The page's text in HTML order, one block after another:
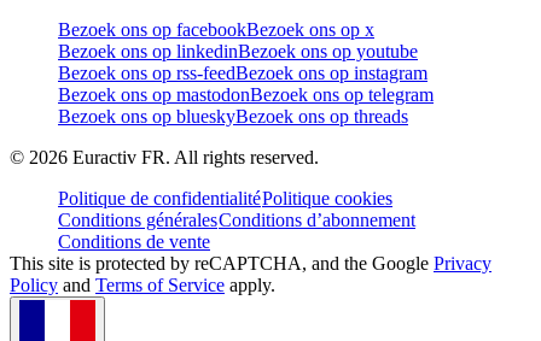
Bezoek ons op facebookBezoek ons op x
Bezoek ons op linkedinBezoek ons op youtube
Bezoek ons op rss-feedBezoek ons op instagram
Bezoek ons op mastodonBezoek ons op telegram
Bezoek ons op blueskyBezoek ons op threads
© 2026 Euractiv FR. All rights reserved.
Politique de confidentialitéPolitique cookies
Conditions généralesConditions d’abonnement
Conditions de vente
This site is protected by reCAPTCHA, and the Google Privacy
Policy and Terms of Service apply.